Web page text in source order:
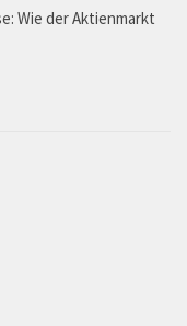
Wie der Aktienmarkt